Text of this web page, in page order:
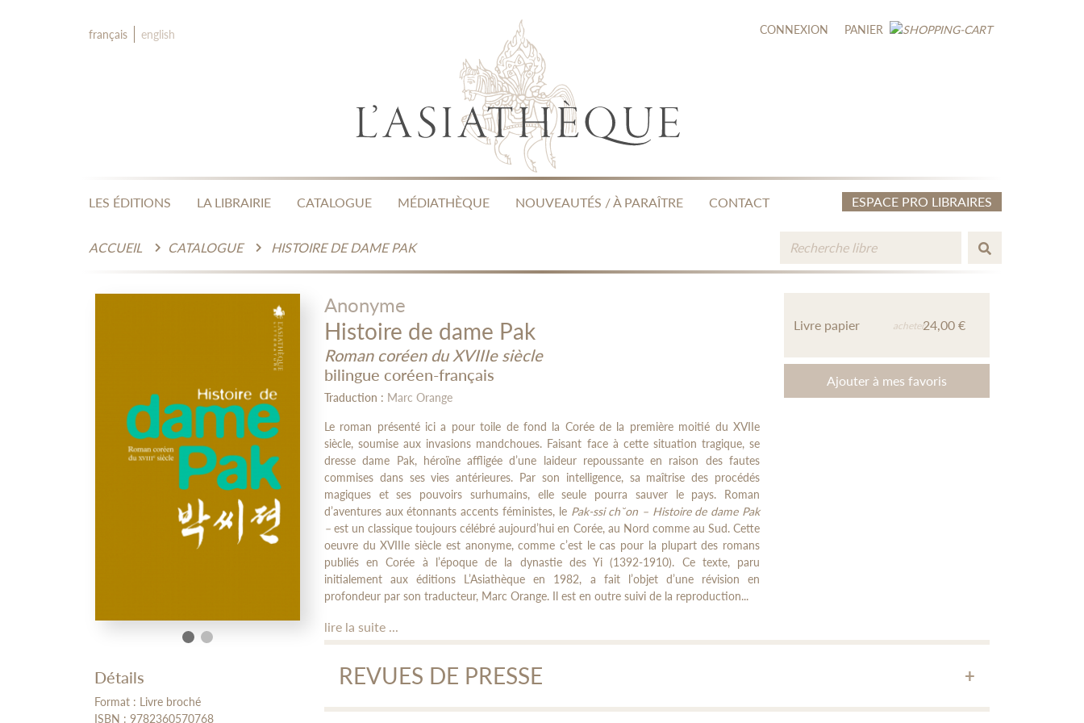
français english CONNEXION PANIER
LES ÉDITIONS LA LIBRAIRIE CATALOGUE MÉDIATHÈQUE NOUVEAUTÉS / À PARAÎTRE CONTACT ESPACE PRO LIBRAIRES
ACCUEIL CATALOGUE HISTOIRE DE DAME PAK
Détails
Format : Livre broché
ISBN : 9782360570768
Anonyme
Histoire de dame Pak
Roman coréen du XVIIIe siècle
bilingue coréen-français
Traduction : Marc Orange
Le roman présenté ici a pour toile de fond la Corée de la première moitié du XVIIe
siècle, soumise aux invasions mandchoues. Faisant face à cette situation tragique, se
dresse dame Pak, héroïne affligée d’une laideur repoussante en raison des fautes
commises dans ses vies antérieures. Par son intelligence, sa maîtrise des procédés
magiques et ses pouvoirs surhumains, elle seule pourra sauver le pays. Roman
d’aventures aux étonnants accents féministes, le Pak-ssi ch˘on – Histoire de dame Pak
– est un classique toujours célébré aujourd’hui en Corée, au Nord comme au Sud. Cette
oeuvre du XVIIIe siècle est anonyme, comme c’est le cas pour la plupart des romans
publiés en Corée à l’époque de la dynastie des Yi (1392-1910). Ce texte, paru
initialement aux éditions L’Asiathèque en 1982, a fait l’objet d’une révision en
profondeur par son traducteur, Marc Orange. Il est en outre suivi de la reproduction...
lire la suite ...
Livre papier acheter24,00 €
Ajouter à mes favoris
REVUES DE PRESSE
Histoire de dame Pak